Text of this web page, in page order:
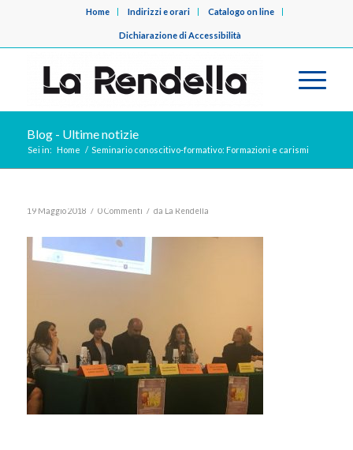
Home Indirizzi e orari Catalogo on line
Dichiarazione di Accessibilità
Blog - Ultime notizie
Sei in: Home / Seminario conoscitivo-formativo: Formazioni e carismi
19 Maggio 2018 / 0 Commenti / da La Rendella